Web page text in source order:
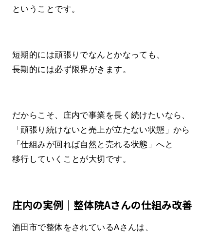
ということです。
短期的には頑張りでなんとかなっても、
長期的には必ず限界がきます。
だからこそ、庄内で事業を長く続けたいなら、
「頑張り続けないと売上が立たない状態」から
「仕組みが回れば自然と売れる状態」へと
移行していくことが大切です。
庄内の実例｜整体院Aさんの仕組み改善
酒田市で整体をされているAさんは、